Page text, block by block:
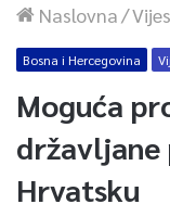
Naslovna/
Bosna i Hercegovina
Moguća
državljane
Hrvatsku